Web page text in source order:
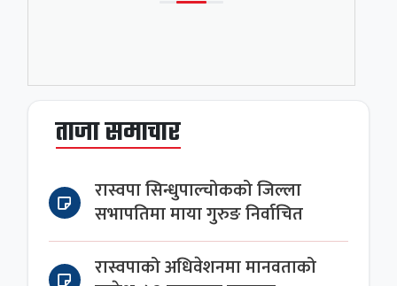
ताजा समाचार
रास्वपा सिन्धुपाल्चोकको जिल्ला
सभापतिमा माया गुरुङ निर्वाचित
रास्वपाको अधिवेशनमा मानवताको